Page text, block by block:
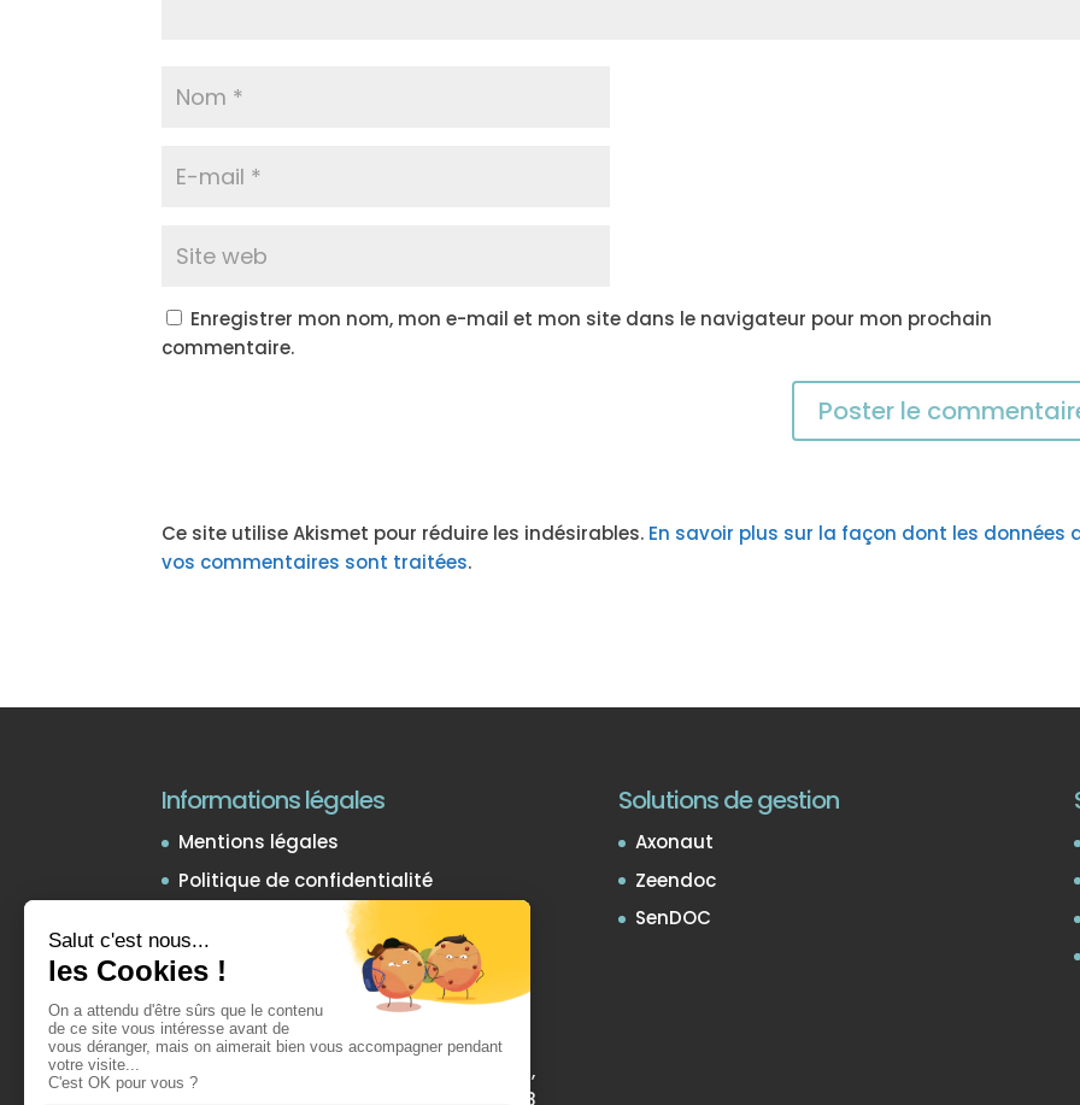
Enregistrer mon nom, mon e-mail et mon site dans le navigateur pour mon prochain
commentaire.
Ce site utilise Akismet pour réduire les indésirables. En savoir plus sur la façon dont les données
vos commentaires sont traitées.
Informations légales
Mentions légales
Politique de confidentialité
Conditions Générales de Vente
Activité de formation
Inovaport est prestataire de formation,
enregistré sous le numéro 84381003838
Solutions de gestion
Axonaut
Zeendoc
SenDOC